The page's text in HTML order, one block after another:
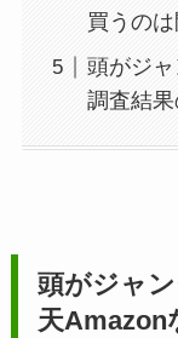
買うの
頭がジ
調査結果
頭がジャ
天Amazon